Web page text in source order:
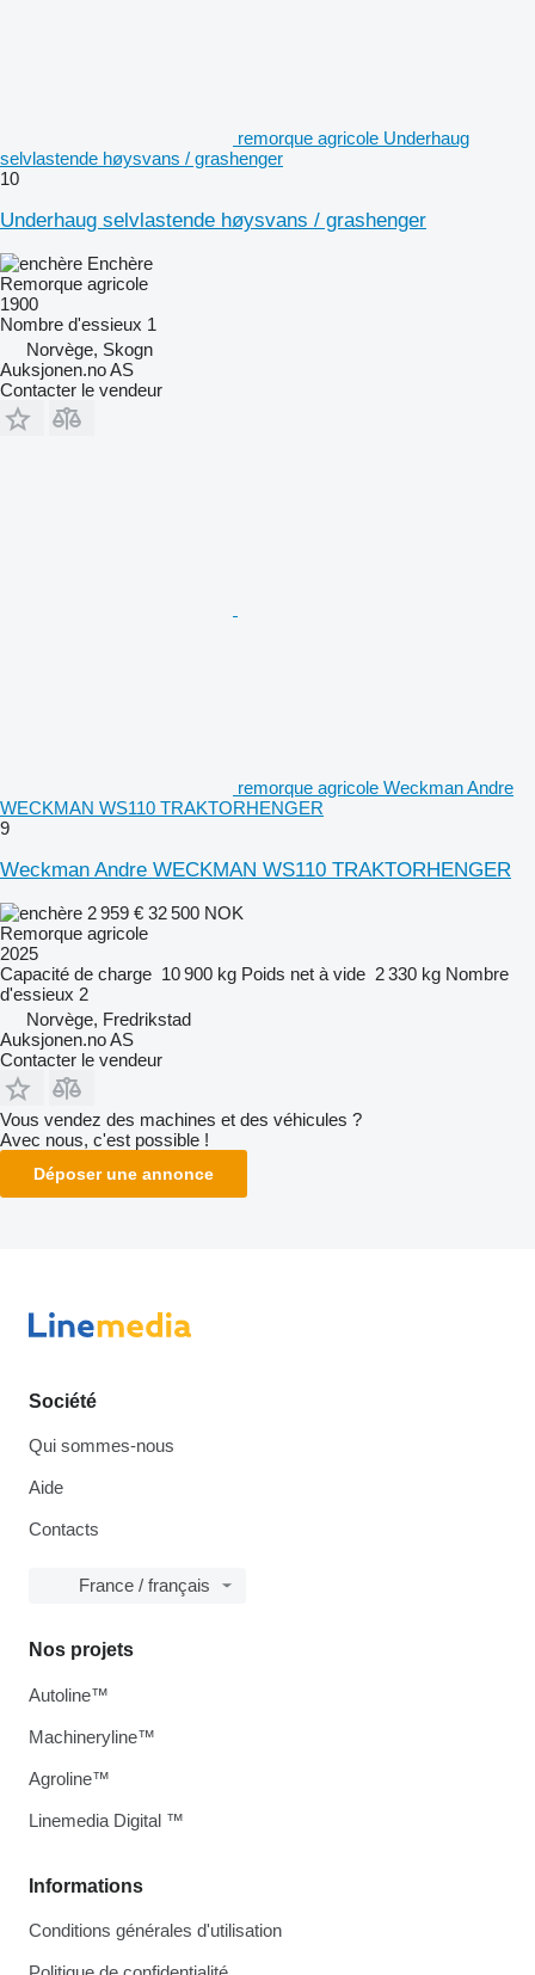
remorque agricole Underhaug
selvlastende høysvans / grashenger
10
Underhaug selvlastende høysvans / grashenger
Enchère
Remorque agricole
1900
Nombre d'essieux 1
Norvège, Skogn
Auksjonen.no AS
Contacter le vendeur
remorque agricole Weckman Andre
WECKMAN WS110 TRAKTORHENGER
9
Weckman Andre WECKMAN WS110 TRAKTORHENGER
2 959 € 32 500 NOK
Remorque agricole
2025
Capacité de charge 10 900 kg Poids net à vide 2 330 kg Nombre
d'essieux 2
Norvège, Fredrikstad
Auksjonen.no AS
Contacter le vendeur
Vous vendez des machines et des véhicules ?
Avec nous, c'est possible !
Déposer une annonce
Société
Qui sommes-nous
Aide
Contacts
France / français
Informations
Conditions générales d'utilisation
Nos projets
Autoline™
Machineryline™
Agroline™
Linemedia Digital ™